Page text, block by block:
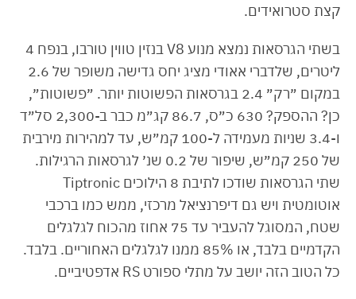
קצת סטרואידים.
בשתי הגרסאות נמצא מנוע V8 בנזין טווין טורבו, בנפח 4
ליטרים, שלדברי אאודי מציג יחס גדישה משופר של 2.6
במקום ״רק״ 2.4 בגרסאות הפשוטות יותר. ״פשוטות״,
כן? ההספק? 630 כ״ס, 86.7 קג״מ כבר ב-2,300 סל״ד
ו-3.4 שניות מעמידה ל-100 קמ״ש, עד למהירות מירבית
של 250 קמ״ש, שיפור של 0.2 שנ׳ לגרסאות הרגילות.
שתי הגרסאות שודכו לתיבת 8 הילוכים Tiptronic
אוטומטית ויש גם דיפרנציאל מרכזי, ממש כמו ברכבי
שטח, המסוגל להעביר עד 75 אחוז מהכוח לגלגלים
הקדמיים בלבד, או 85% ממנו לגלגלים האחוריים. בלבד.
כל הטוב הזה יושב על מתלי ספורט RS אדפטיביים.